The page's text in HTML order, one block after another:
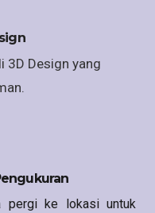
3D Design yang
pergi ke lokasi untuk